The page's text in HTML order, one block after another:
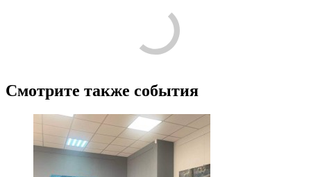
Смотрите также события